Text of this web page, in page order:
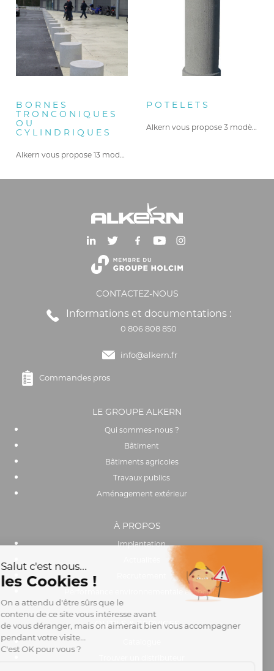
BORNES
TRONCONIQUES
OU
CYLINDRIQUES
Alkern vous propose 13 modèles…
POTELETS
Alkern vous propose 3 modèles…
CONTACTEZ-NOUS
Informations et documentations :
0 806 808 850
info@alkern.fr
Commandes pros
LE GROUPE ALKERN
Qui sommes-nous ?
Bâtiment
Bâtiments agricoles
Travaux publics
Aménagement extérieur
À PROPOS
Implantation
Performance environnementale et sociale
OUTILS & SERVICES